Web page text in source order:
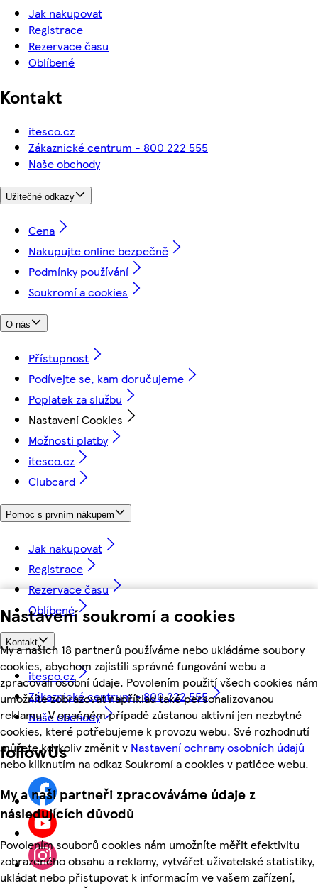
Nastavení soukromí a cookies
My a našich 18 partnerů používáme nebo ukládáme soubory
cookies, abychom zajistili správné fungování webu a
zpracovali osobní údaje. Povolením použití všech cookies nám
umožníte zobrazovat například také personalizovanou
reklamu. V opačném případě zůstanou aktivní jen nezbytné
cookies, které potřebujeme k provozu webu. Své rozhodnutí
můžete kdykoliv změnit v Nastavení ochrany osobních údajů
nebo kliknutím na odkaz Soukromí a cookies v patičce webu.
My a naši partneři zpracováváme údaje z
následujících důvodů
Povolením souborů cookies nám umožníte měřit efektivitu
zobrazeného obsahu a reklamy, vytvářet uživatelské statistiky,
ukládat nebo přistupovat k informacím ve vašem zařízení,
Jak nakupovat
Registrace
Rezervace času
Oblíbené
Kontakt
itesco.cz
Zákaznické centrum - 800 222 555
Naše obchody
Užitečné odkazy
Cena
Nakupujte online bezpečně
Podmínky používání
Soukromí a cookies
O nás
Přístupnost
Podívejte se, kam doručujeme
Poplatek za službu
Nastavení Cookies
Možnosti platby
itesco.cz
Clubcard
Pomoc s prvním nákupem
Jak nakupovat
Registrace
Rezervace času
Oblíbené
Kontakt
itesco.cz
Zákaznické centrum - 800 222 555
Naše obchody
followUs